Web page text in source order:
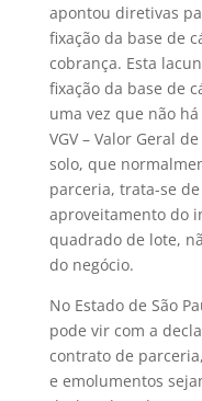
apontou diretivas
fixação da base de
cobrança. Esta
fixação da base de
uma vez que não
VGV – Valor Geral
solo, que
parceria, trata-se
aproveitamento do
quadrado de lote,
do negócio.
No Estado de São
pode vir com a
contrato de
e emolumentos